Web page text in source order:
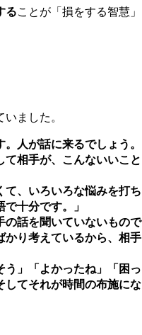
ることが「損をする智慧」
ました。
人が話に来るでしょう。
相手が、こんないいこと
て、いろいろな悩みを打ち
十分です。」
話を聞いていないもので
かり考えているから、相手
う」「よかったね」「困っ
してそれが時間の布施にな